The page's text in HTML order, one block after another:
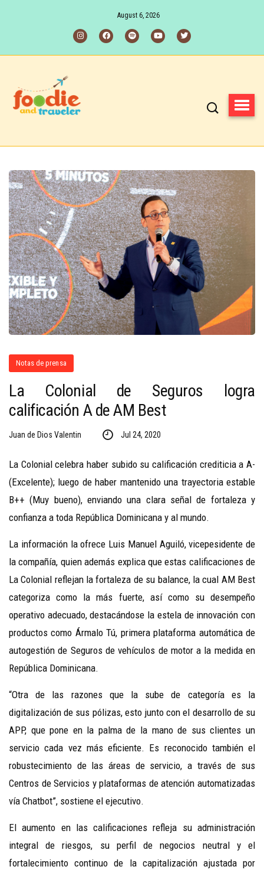
August 6, 2026
Notas de prensa
La Colonial de Seguros logra
calificación A de AM Best
Juan de Dios Valentin Jul 24, 2020
La Colonial celebra haber subido su calificación crediticia a A-
(Excelente); luego de haber mantenido una trayectoria estable
B++ (Muy bueno), enviando una clara señal de fortaleza y
confianza a toda República Dominicana y al mundo.
La información la ofrece Luis Manuel Aguiló, vicepesidente de
la compañía, quien además explica que estas calificaciones de
La Colonial reflejan la fortaleza de su balance, la cual AM Best
categoriza como la más fuerte, así como su desempeño
operativo adecuado, destacándose la estela de innovación con
productos como Ármalo Tú, primera plataforma automática de
autogestión de Seguros de vehículos de motor a la medida en
República Dominicana.
“Otra de las razones que la sube de categoría es la
digitalización de sus pólizas, esto junto con el desarrollo de su
APP, que pone en la palma de la mano de sus clientes un
servicio cada vez más eficiente. Es reconocido también el
robustecimiento de las áreas de servicio, a través de sus
Centros de Servicios y plataformas de atención automatizadas
vía Chatbot”, sostiene el ejecutivo.
El aumento en las calificaciones refleja su administración
integral de riesgos, su perfil de negocios neutral y el
fortalecimiento continuo de la capitalización ajustada por